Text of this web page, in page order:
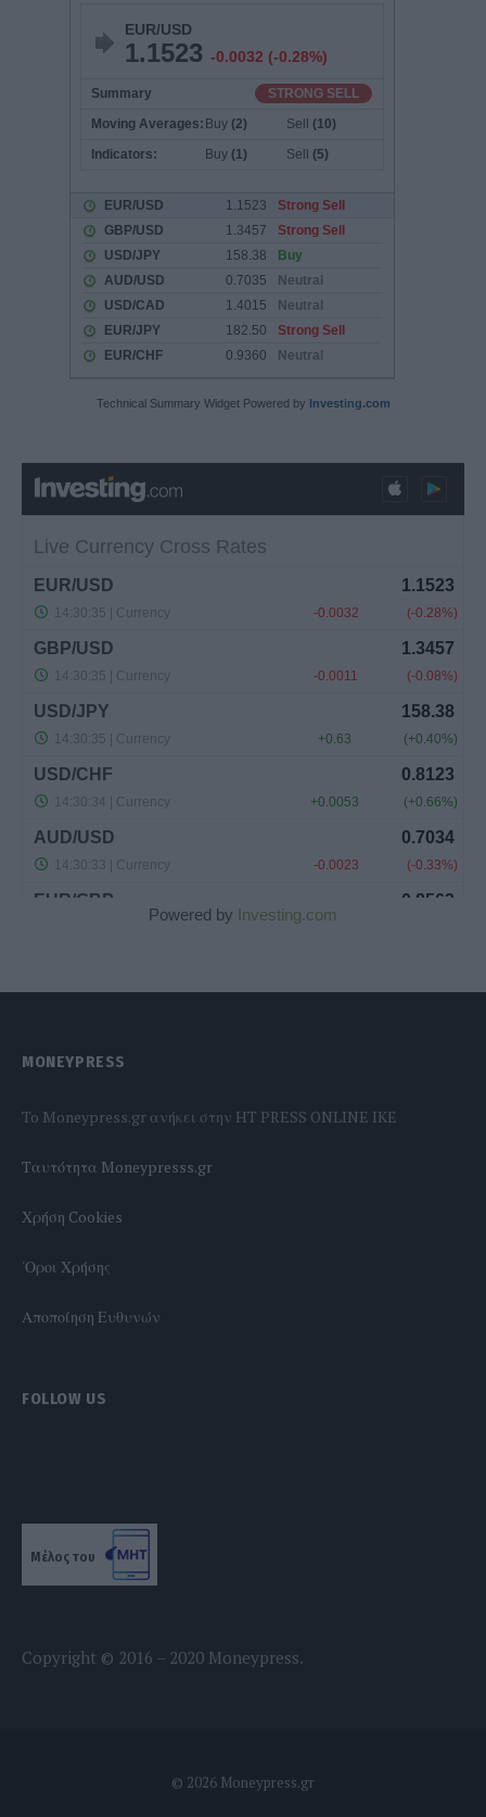
Technical Summary Widget Powered by Investing.com
Powered by Investing.com
MONEYPRESS
To Moneypress.gr ανήκει στην HT PRESS ONLINE IKE
Tαυτότητα Moneypresss.gr
Χρήση Cookies
'Οροι Χρήσης
Αποποίηση Ευθυνών
FOLLOW US
Μέλος του
Copyright © 2016 – 2020 Moneypress.
© 2026 Moneypress.gr